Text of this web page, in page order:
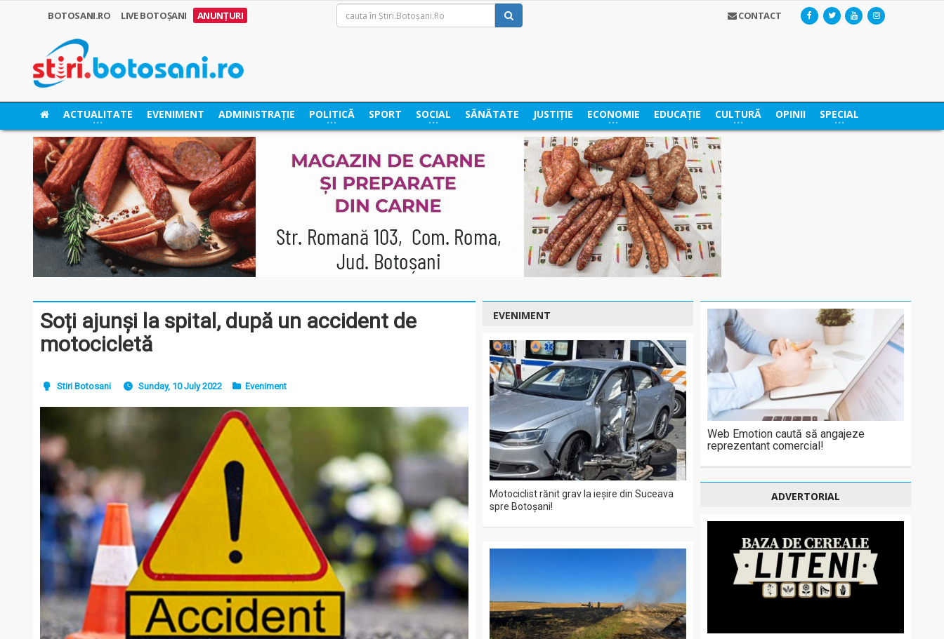
BOTOSANI.RO LIVE BOTOȘANI ANUNȚURI CONTACT
ACTUALITATE EVENIMENT ADMINISTRAȚIE POLITICĂ SPORT SOCIAL SĂNĂTATE JUSTIȚIE ECONOMIE EDUCAȚIE CULTURĂ OPINII SPECIAL
Soți ajunși la spital, după un accident de
motocicletă
Stiri Botosani Sunday, 10 July 2022 Eveniment
EVENIMENT
Motociclist rănit grav la ieșire din Suceava
spre Botoșani!
Web Emotion caută să angajeze
reprezentant comercial!
ADVERTORIAL